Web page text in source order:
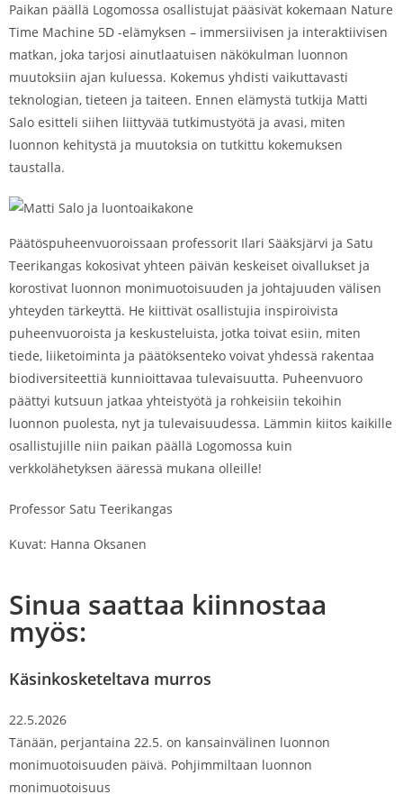
Paikan päällä Logomossa osallistujat pääsivät kokemaan Nature
Time Machine 5D -elämyksen – immersiivisen ja interaktiivisen
matkan, joka tarjosi ainutlaatuisen näkökulman luonnon
muutoksiin ajan kuluessa. Kokemus yhdisti vaikuttavasti
teknologian, tieteen ja taiteen. Ennen elämystä tutkija Matti
Salo esitteli siihen liittyvää tutkimustyötä ja avasi, miten
luonnon kehitystä ja muutoksia on tutkittu kokemuksen
taustalla.
Päätöspuheenvuoroissaan professorit Ilari Sääksjärvi ja Satu
Teerikangas kokosivat yhteen päivän keskeiset oivallukset ja
korostivat luonnon monimuotoisuuden ja johtajuuden välisen
yhteyden tärkeyttä. He kiittivät osallistujia inspiroivista
puheenvuoroista ja keskusteluista, jotka toivat esiin, miten
tiede, liiketoiminta ja päätöksenteko voivat yhdessä rakentaa
biodiversiteettiä kunnioittavaa tulevaisuutta. Puheenvuoro
päättyi kutsuun jatkaa yhteistyötä ja rohkeisiin tekoihin
luonnon puolesta, nyt ja tulevaisuudessa. Lämmin kiitos kaikille
osallistujille niin paikan päällä Logomossa kuin
verkkolähetyksen ääressä mukana olleille!
Professor Satu Teerikangas
Kuvat: Hanna Oksanen
Sinua saattaa kiinnostaa
myös:
Käsinkosketeltava murros
22.5.2026
Tänään, perjantaina 22.5. on kansainvälinen luonnon
monimuotoisuuden päivä. Pohjimmiltaan luonnon
monimuotoisuus